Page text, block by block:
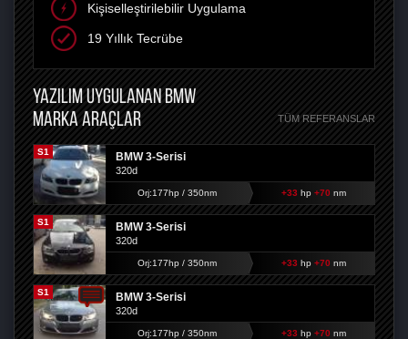
Kişiselleştirilebilir Uygulama
19 Yıllık Tecrübe
YAZILIM UYGULANAN BMW
MARKA ARAÇLAR
TÜM REFERANSLAR
S1 BMW 3-Serisi
320d
Orj:177hp / 350nm +33 hp +70 nm
S1 BMW 3-Serisi
320d
Orj:177hp / 350nm +33 hp +70 nm
S1 BMW 3-Serisi
320d
Orj:177hp / 350nm +33 hp +70 nm